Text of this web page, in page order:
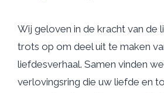
Wij geloven in de kracht van de
trots op om deel uit te maken
liefdesverhaal. Samen vinden
verlovingsring die uw liefde en